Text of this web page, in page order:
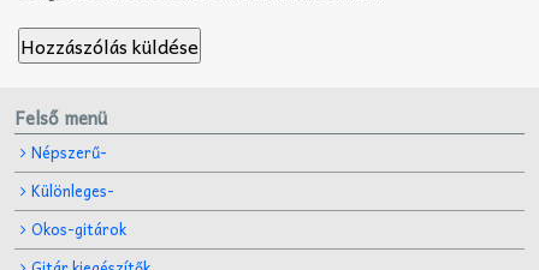
Felső menü
Népszerű-
Különleges-
Okos-gitárok